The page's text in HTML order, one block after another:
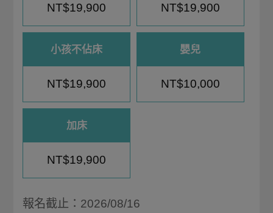
NT$19,900 NT$19,900
小孩不佔床
NT$19,900
嬰兒
NT$10,000
加床
NT$19,900
報名截止：2026/08/16